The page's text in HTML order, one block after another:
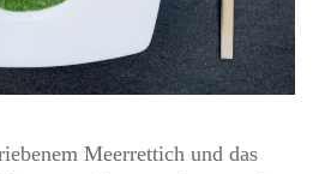
Meerrettich und das